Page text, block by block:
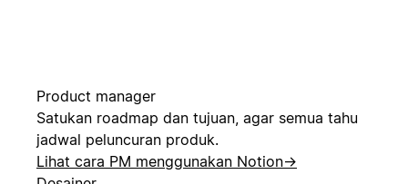
Product manager
Satukan roadmap dan tujuan, agar semua tahu
jadwal peluncuran produk.
Lihat cara PM menggunakan Notion→